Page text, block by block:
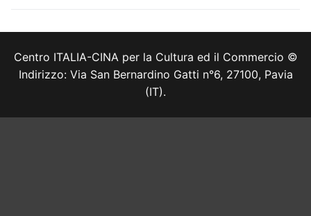
Centro ITALIA-CINA per la Cultura ed il Commercio ©
Indirizzo: Via San Bernardino Gatti n°6, 27100, Pavia
(IT).